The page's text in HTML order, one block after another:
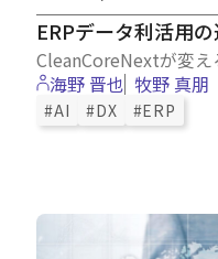
ERPデータ利活用
CleanCoreNextが変
海野 晋也 牧野 真朋
#AI #DX #ERP